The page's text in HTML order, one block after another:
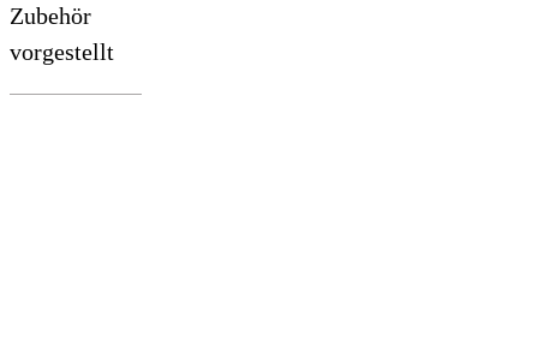
Zubehör
vorgestellt